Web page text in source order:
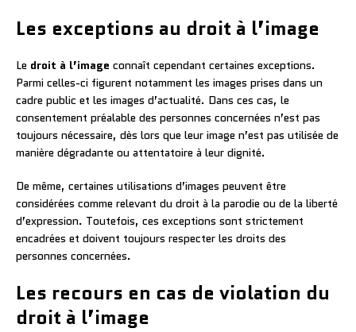
Les exceptions au droit à l’image
Le droit à l’image connaît cependant certaines exceptions.
Parmi celles-ci figurent notamment les images prises dans un
cadre public et les images d’actualité. Dans ces cas, le
consentement préalable des personnes concernées n’est pas
toujours nécessaire, dès lors que leur image n’est pas utilisée de
manière dégradante ou attentatoire à leur dignité.
De même, certaines utilisations d’images peuvent être
considérées comme relevant du droit à la parodie ou de la liberté
d’expression. Toutefois, ces exceptions sont strictement
encadrées et doivent toujours respecter les droits des
personnes concernées.
Les recours en cas de violation du
droit à l’image